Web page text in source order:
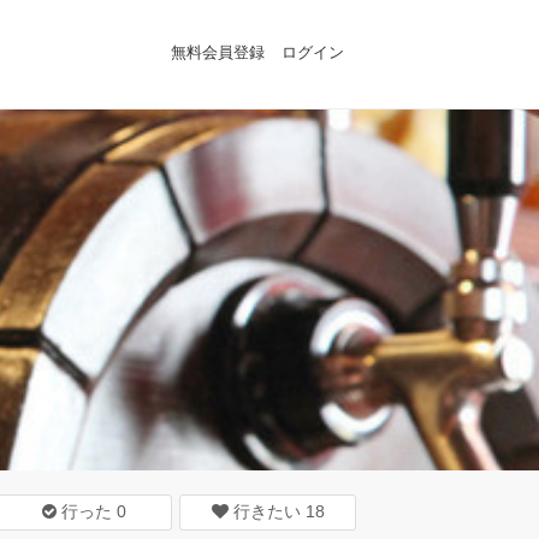
無料会員登録 ログイン
行った 0 行きたい 18